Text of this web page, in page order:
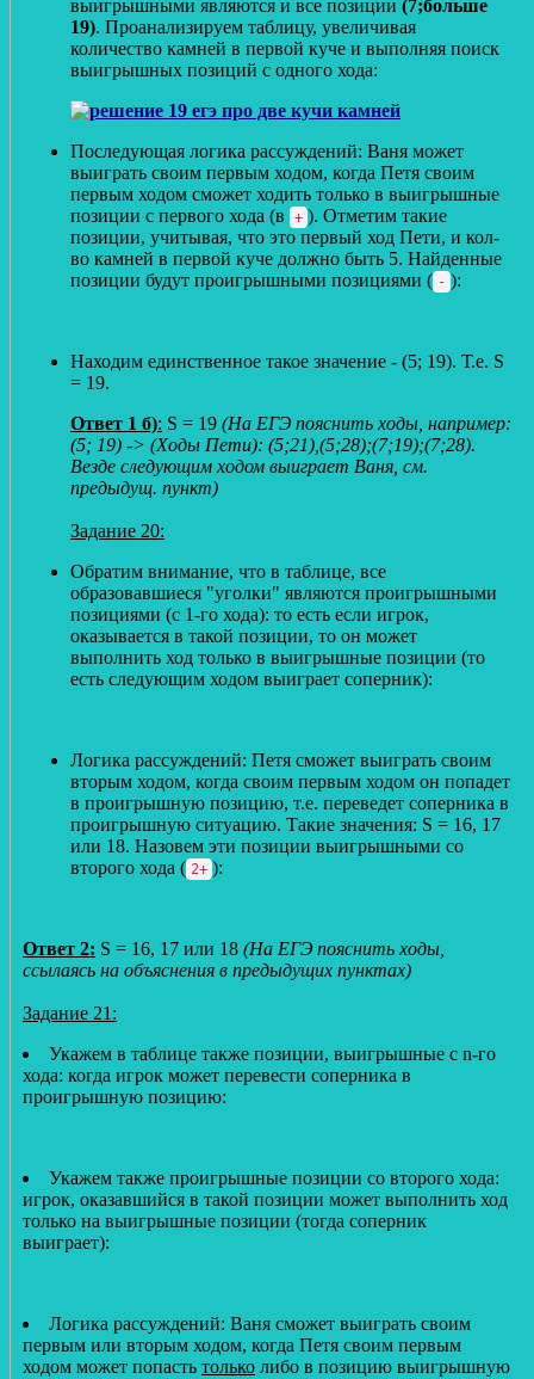
выигрышными являются и все позиции (7;больше
19). Проанализируем таблицу, увеличивая
количество камней в первой куче и выполняя поиск
выигрышных позиций с одного хода:
Последующая логика рассуждений: Ваня может
выиграть своим первым ходом, когда Петя своим
первым ходом сможет ходить только в выигрышные
позиции с первого хода (в
+ ). Отметим такие
позиции, учитывая, что это первый ход Пети, и кол-
во камней в первой куче должно быть 5. Найденные
позиции будут проигрышными позициями ( - ):
Находим единственное такое значение - (5; 19). Т.е. S
= 19.
Ответ 1 б): S = 19 (На ЕГЭ пояснить ходы, например:
(5; 19) -> (Ходы Пети): (5;21),(5;28);(7;19);(7;28).
Везде следующим ходом выиграет Ваня, см.
предыдущ. пункт)
Задание 20:
Обратим внимание, что в таблице, все
образовавшиеся "уголки" являются проигрышными
позициями (с 1-го хода): то есть если игрок,
оказывается в такой позиции, то он может
выполнить ход только в выигрышные позиции (то
есть следующим ходом выиграет соперник):
Логика рассуждений: Петя сможет выиграть своим
вторым ходом, когда своим первым ходом он попадет
в проигрышную позицию, т.е. переведет соперника в
проигрышную ситуацию. Такие значения: S = 16, 17
или 18. Назовем эти позиции выигрышными со
второго хода ( 2+ ):
Ответ 2: S = 16, 17 или 18 (На ЕГЭ пояснить ходы,
ссылаясь на объяснения в предыдущих пунктах)
Задание 21:
Укажем в таблице также позиции, выигрышные с n-го
хода: когда игрок может перевести соперника в
проигрышную позицию:
Укажем также проигрышные позиции со второго хода:
игрок, оказавшийся в такой позиции может выполнить ход
только на выигрышные позиции (тогда соперник
выиграет):
Логика рассуждений: Ваня сможет выиграть своим
первым или вторым ходом, когда Петя своим первым
ходом может попасть только либо в позицию выигрышную